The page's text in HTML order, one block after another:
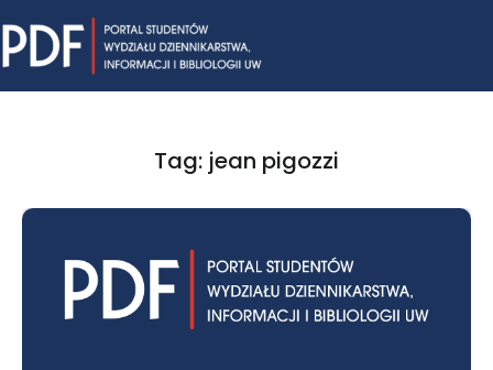
to
content
Tag: jean pigozzi